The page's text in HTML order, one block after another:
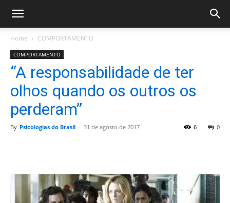
Home COMPORTAMENTO
COMPORTAMENTO
“A responsabilidade de ter
olhos quando os outros os
perderam”
By Psicologias do Brasil - 31 de agosto de 2017 0
6